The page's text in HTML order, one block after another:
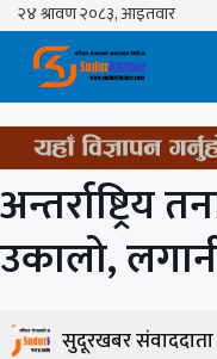
Skip
content
उकालो,
सुदूरखबर संवाददाता